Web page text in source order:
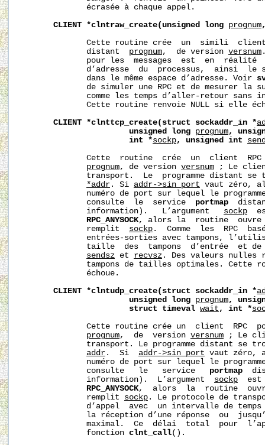
              écrasée à chaque appel.
CLIENT *clntraw_create(unsigned long prognum
Cette routine crée  un  simili
              distant
prognum,  de version versnum
pour les  messages  est  en  réalité
d’adresse  du  processus,  ainsi  le
              dans le même espace d’adresse. Voir
de simuler une RPC et de mesurer la
comme les temps d’aller-retour sans
Cette routine renvoie NULL si elle
CLIENT *clnttcp_create(struct sockaddr_in *
unsigned
long prognum,
int
*sockp, unsigned int
Cette  routine  crée  un  client
prognum, de version versnum ; Le
transport.  Le  programme distant se
*addr . Si addr->sin_port vaut zéro,
numéro de port sur lequel le
              consulte  le  service
portmap
              information).   L’argument
sockp
RPC_ANYSOCK, alors la  routine  ouvre
              remplit
sockp .  Comme  les  RPC
entrées-sorties avec tampons,
taille  des  tampons  d’entrée  et
sendsz et recvsz . Des valeurs nulles
tampons de tailles optimales. Cette
              échoue.
CLIENT *clntudp_create(struct sockaddr_in *
unsigned
long prognum,
struct
timeval wait , int *
Cette routine crée un  client  RPC
prognum,  de  version versnum ; Le
transport. Le programme distant se
addr .  Si addr->sin_port vaut zéro,
numéro de port sur lequel le
              consulte   le   service
portmap
              information).  L’argument
sockp
est
RPC_ANYSOCK,  alors  la  routine
              remplit
sockp . Le protocole de
d’appel  avec  un intervalle de
la réception d’une réponse  ou
maximal.  Ce  délai  total  pour
              fonction
clnt_call().